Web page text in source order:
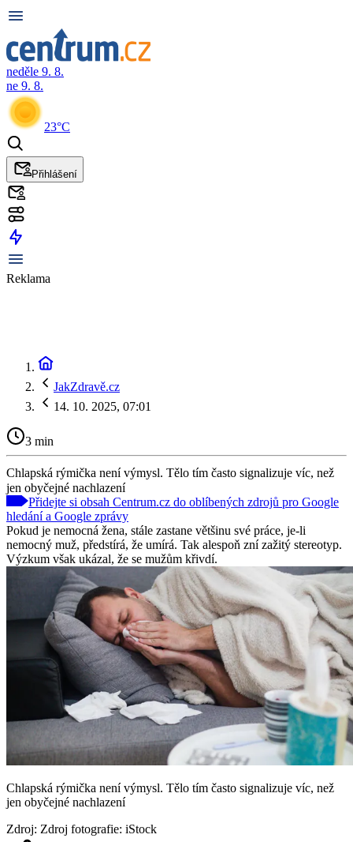
neděle 9. 8.
ne 9. 8.
23°C
Přihlášení
Reklama
JakZdravě.cz
14. 10. 2025, 07:01
3 min
Chlapská rýmička není výmysl. Tělo tím často signalizuje víc, než
jen obyčejné nachlazení
Přidejte si obsah Centrum.cz do oblíbených zdrojů pro Google
hledání a Google zprávy
Pokud je nemocná žena, stále zastane většinu své práce, je-li
nemocný muž, předstírá, že umírá. Tak alespoň zní zažitý stereotyp.
Výzkum však ukázal, že se mužům křivdí.
Chlapská rýmička není výmysl. Tělo tím často signalizuje víc, než
jen obyčejné nachlazení
Zdroj: Zdroj fotografie: iStock